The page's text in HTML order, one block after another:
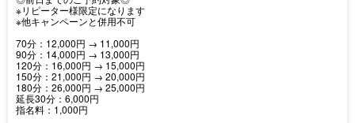
※リピーター様限定になります
※他キャンペーンと併用不可
70分：12,000円 → 11,000円
90分：14,000円 → 13,000円
120分：16,000円 → 15,000円
150分：21,000円 → 20,000円
180分：26,000円 → 25,000円
延長30分：6,000円
指名料：1,000円